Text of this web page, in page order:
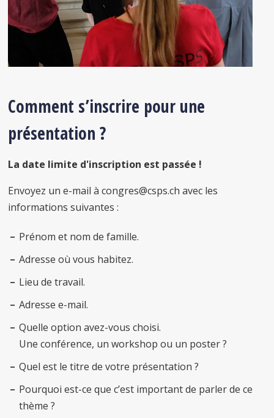
Comment s’inscrire pour une
présentation ?
La date limite d'inscription est passée !
Envoyez un e-mail à congres@csps.ch avec les
informations suivantes :
Prénom et nom de famille.
Adresse où vous habitez.
Lieu de travail.
Adresse e-mail.
Quelle option avez-vous choisi.
Une conférence, un workshop ou un poster ?
Quel est le titre de votre présentation ?
Pourquoi est-ce que c’est important de parler de ce
thème ?